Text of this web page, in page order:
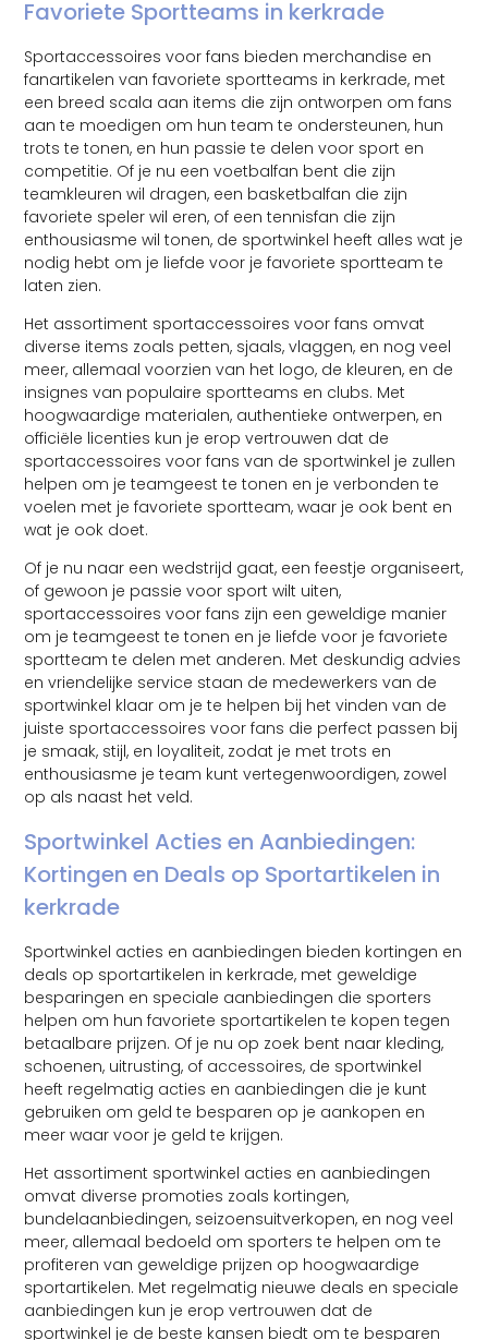
Favoriete Sportteams in kerkrade
Sportaccessoires voor fans bieden merchandise en
fanartikelen van favoriete sportteams in kerkrade, met
een breed scala aan items die zijn ontworpen om fans
aan te moedigen om hun team te ondersteunen, hun
trots te tonen, en hun passie te delen voor sport en
competitie. Of je nu een voetbalfan bent die zijn
teamkleuren wil dragen, een basketbalfan die zijn
favoriete speler wil eren, of een tennisfan die zijn
enthousiasme wil tonen, de sportwinkel heeft alles wat je
nodig hebt om je liefde voor je favoriete sportteam te
laten zien.
Het assortiment sportaccessoires voor fans omvat
diverse items zoals petten, sjaals, vlaggen, en nog veel
meer, allemaal voorzien van het logo, de kleuren, en de
insignes van populaire sportteams en clubs. Met
hoogwaardige materialen, authentieke ontwerpen, en
officiële licenties kun je erop vertrouwen dat de
sportaccessoires voor fans van de sportwinkel je zullen
helpen om je teamgeest te tonen en je verbonden te
voelen met je favoriete sportteam, waar je ook bent en
wat je ook doet.
Of je nu naar een wedstrijd gaat, een feestje organiseert,
of gewoon je passie voor sport wilt uiten,
sportaccessoires voor fans zijn een geweldige manier
om je teamgeest te tonen en je liefde voor je favoriete
sportteam te delen met anderen. Met deskundig advies
en vriendelijke service staan de medewerkers van de
sportwinkel klaar om je te helpen bij het vinden van de
juiste sportaccessoires voor fans die perfect passen bij
je smaak, stijl, en loyaliteit, zodat je met trots en
enthousiasme je team kunt vertegenwoordigen, zowel
op als naast het veld.
Sportwinkel Acties en Aanbiedingen:
Kortingen en Deals op Sportartikelen in
kerkrade
Sportwinkel acties en aanbiedingen bieden kortingen en
deals op sportartikelen in kerkrade, met geweldige
besparingen en speciale aanbiedingen die sporters
helpen om hun favoriete sportartikelen te kopen tegen
betaalbare prijzen. Of je nu op zoek bent naar kleding,
schoenen, uitrusting, of accessoires, de sportwinkel
heeft regelmatig acties en aanbiedingen die je kunt
gebruiken om geld te besparen op je aankopen en
meer waar voor je geld te krijgen.
Het assortiment sportwinkel acties en aanbiedingen
omvat diverse promoties zoals kortingen,
bundelaanbiedingen, seizoensuitverkopen, en nog veel
meer, allemaal bedoeld om sporters te helpen om te
profiteren van geweldige prijzen op hoogwaardige
sportartikelen. Met regelmatig nieuwe deals en speciale
aanbiedingen kun je erop vertrouwen dat de
sportwinkel je de beste kansen biedt om te besparen